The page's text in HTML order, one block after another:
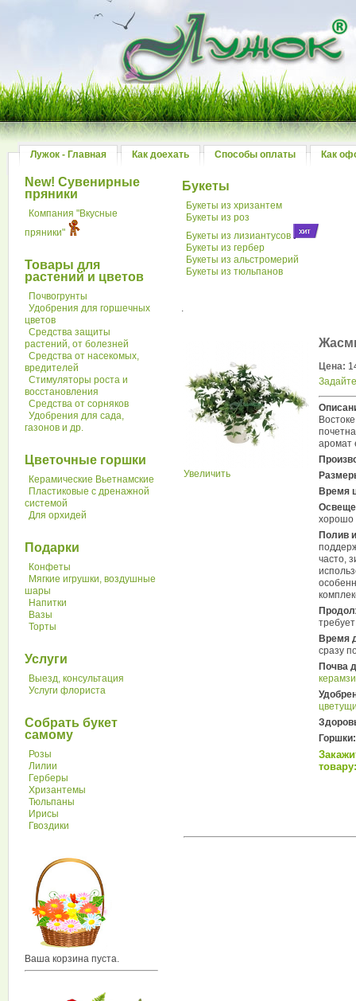
Лужок - Главная Как доехать Способы оплаты Как
New! Сувенирные
пряники
Компания "Вкусные
пряники"
Товары для
растений и цветов
Почвогрунты
Удобрения для горшечных
цветов
Средства защиты
растений, от болезней
Средства от насекомых,
вредителей
Стимуляторы роста и
восстановления
Средства от сорняков
Удобрения для сада,
газонов и др.
Цветочные горшки
Керамические Вьетнамские
Пластиковые с дренажной
системой
Для орхидей
Подарки
Конфеты
Мягкие игрушки, воздушные
шары
Напитки
Вазы
Торты
Услуги
Выезд, консультация
Услуги флориста
Собрать букет
самому
Розы
Лилии
Герберы
Хризантемы
Тюльпаны
Ирисы
Гвоздики
Ваша корзина пуста.
Букеты
Букеты из хризантем
Букеты из роз
Букеты из лизиантусов
Букеты из гербер
Букеты из альстромерий
Букеты из тюльпанов
.
Увеличить
Цена:
аромат
Время
хорошо
Полив
часто,
Время
сразу
Почва
Горшки: